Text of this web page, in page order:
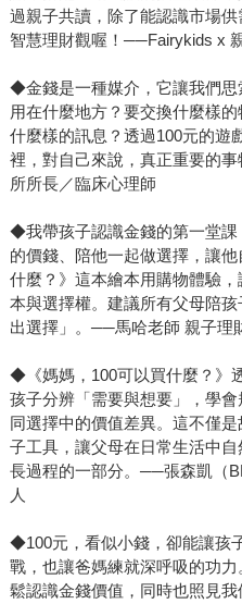
過親子共讀，除了能認識市場
智慧理財觀喔！──Fairykids x
◆金錢是一種媒介，它讓我們
用在什麼地方？要交換什麼樣
什麼樣的訊息？透過100元的遊
裡，對自己來說，真正重要的
所所長／臨床心理師
◆我帶孩子認識金錢的第一堂課
的價錢、陪他一起做選擇，讓
什麼？》這本繪本用購物體驗
本與選擇權。建議所有父母陪
出選擇」。──馬哈老師 親子理
◆《媽媽，100可以買什麼？》
孩子分辨「需要與想要」，學
同選擇中的價值差異。這不僅
子工具，讓父母在日常生活中
長過程的一部分。──張森凱（
人
◆100元，看似小錢，卻能讓孩
戰，也讓爸媽練就深呼吸的功
鬆認識金錢價值，同時也照見